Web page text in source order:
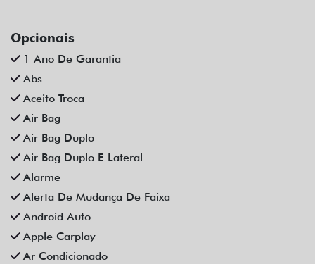
Opcionais
1 Ano De Garantia
Abs
Aceito Troca
Air Bag
Air Bag Duplo
Air Bag Duplo E Lateral
Alarme
Alerta De Mudança De Faixa
Android Auto
Apple Carplay
Ar Condicionado